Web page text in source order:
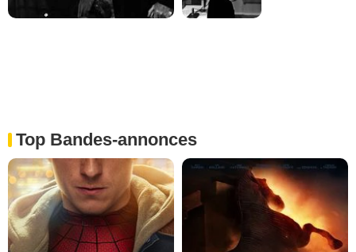
Top Bandes-annonces